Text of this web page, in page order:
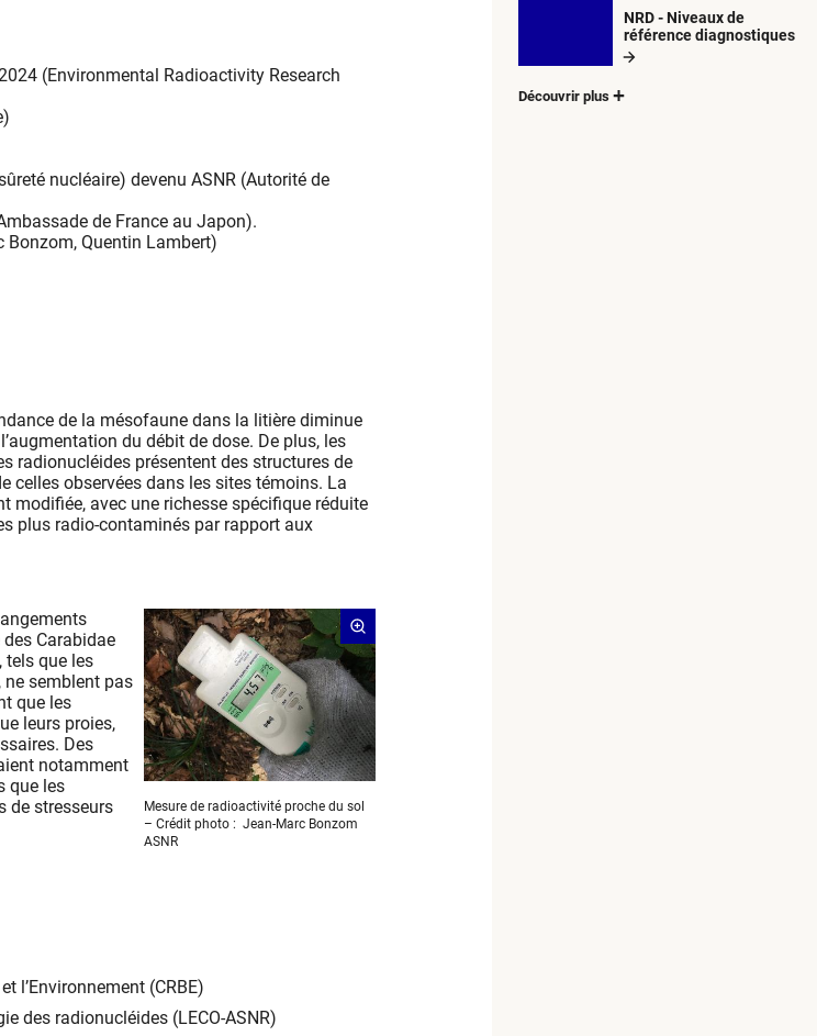
(Environmental Radioactivity Research
nucléaire) devenu ASNR (Autorité de
de France au Japon).
Bonzom, Quentin Lambert)
de la mésofaune dans la litière diminue
du débit de dose. De plus, les
radionucléides présentent des structures de
celles observées dans les sites témoins. La
modifiée, avec une richesse spécifique réduite
plus radio-contaminés par rapport aux
Mesure de radioactivité proche du sol
– Crédit photo : Jean-Marc Bonzom
ASNR
Carabidae
tels que les
semblent pas
que les
leurs proies,
Des
notamment
que les
de stresseurs
l’Environnement (CRBE)
des radionucléides (LECO-ASNR)
NRD - Niveaux de
référence diagnostiques
Découvrir plus